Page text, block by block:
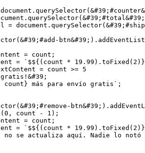
querySelector(&#39
querySelector(&#39 ;#total&#39
= document. querySelector(&#39
(&#39 ;#add-btn&#39 ;).
= count;
=
`$${(count *
= count >=
5
39 ;
count} más para envío gratis` ;
(&#39 ;#remove-btn&#39 ;).
(0 , count - 1 );
= count;
=
`$${(count *
no se actualiza aquí. Nadie lo notó